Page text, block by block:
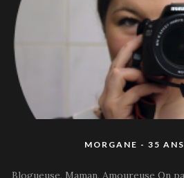
MORGANE - 35
Blogueuse, Maman, Amoureuse On